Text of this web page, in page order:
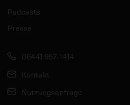
Podcasts
Presse
06441 957-1414
Kontakt
Nutzungsanfrage